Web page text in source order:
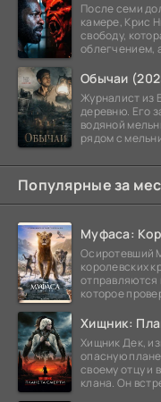
После семи
камере, Крис
свободу,
облегчением,
Обычаи
Журналист из
деревню. Его
водяной
рядом с
Популярные за
Муфаса:
Осиротевший
королевских
отправляются
которое
Хищник:
Хищник Дек,
опасную
своему отцу и
клана. Он